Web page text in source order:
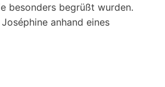
besonders begrüßt wurden.
anhand eines